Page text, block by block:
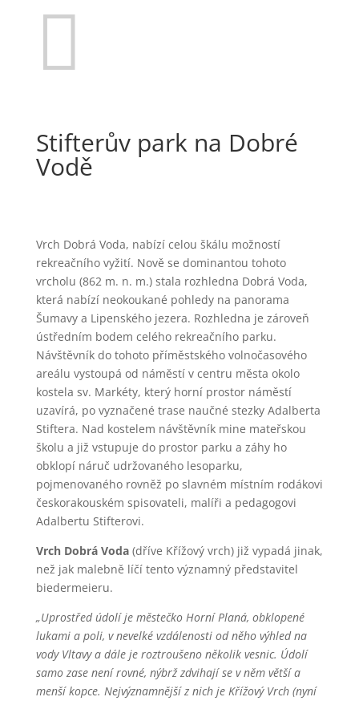

Stifterův park na Dobré
Vodě
Vrch Dobrá Voda, nabízí celou škálu možností
rekreačního vyžití. Nově se dominantou tohoto
vrcholu (862 m. n. m.) stala rozhledna Dobrá Voda,
která nabízí neokoukané pohledy na panorama
Šumavy a Lipenského jezera. Rozhledna je zároveň
ústředním bodem celého rekreačního parku.
Návštěvník do tohoto příměstského volnočasového
areálu vystoupá od náměstí v centru města okolo
kostela sv. Markéty, který horní prostor náměstí
uzavírá, po vyznačené trase naučné stezky Adalberta
Stiftera. Nad kostelem návštěvník mine mateřskou
školu a již vstupuje do prostor parku a záhy ho
obklopí náruč udržovaného lesoparku,
pojmenovaného rovněž po slavném místním rodákovi
českorakouském spisovateli, malíři a pedagogovi
Adalbertu Stifterovi.
Vrch Dobrá Voda(dříve Křížový vrch) již vypadá jinak,
než jak malebně líčí tento významný představitel
biedermeieru.
„Uprostřed údolí je městečko Horní Planá, obklopené
lukami a poli, v nevelké vzdálenosti od něho výhled na
vody Vltavy a dále je roztroušeno několik vesnic. Údolí
samo zase není rovné, nýbrž zdvihají se v něm větší a
menší kopce. Nejvýznamnější z nich je Křížový Vrch (nyní